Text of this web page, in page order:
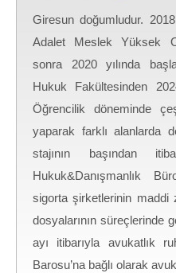
Giresun doğumludur.
Adalet Meslek Yüksek
sonra 2020 yılında
Hukuk Fakültesinden
Öğrencilik döneminde
yaparak farklı alanlarda
stajının başından
Hukuk&Danışmanlık
sigorta şirketlerinin
dosyalarının süreçlerinde
ayı itibarıyla avukatlık
Barosu’na bağlı olarak